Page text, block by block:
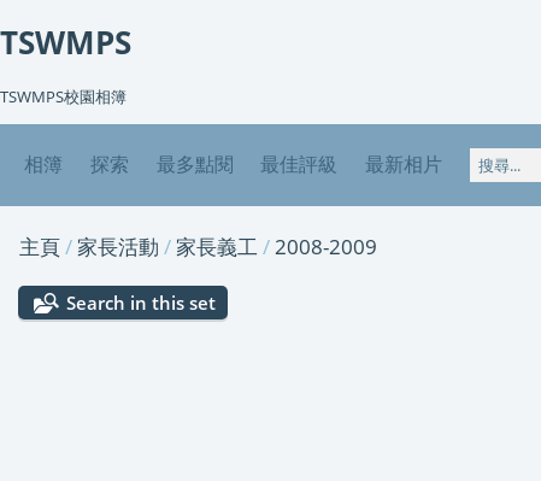
TSWMPS
TSWMPS校園相簿
相簿 探索 最多點閱 最佳評級 最新相片
主頁/ 家長活動 / 家長義工 /2008-2009
Search in this set